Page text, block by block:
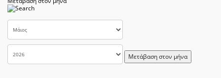
Μετάβαση στον μήνα